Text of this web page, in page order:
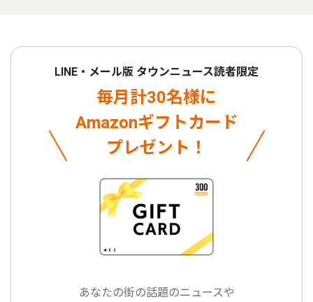
LINE・メール版 タウンニュース読者限定
毎月計30名様に
Amazonギフトカード
プレゼント！
あなたの街の話題のニュースや